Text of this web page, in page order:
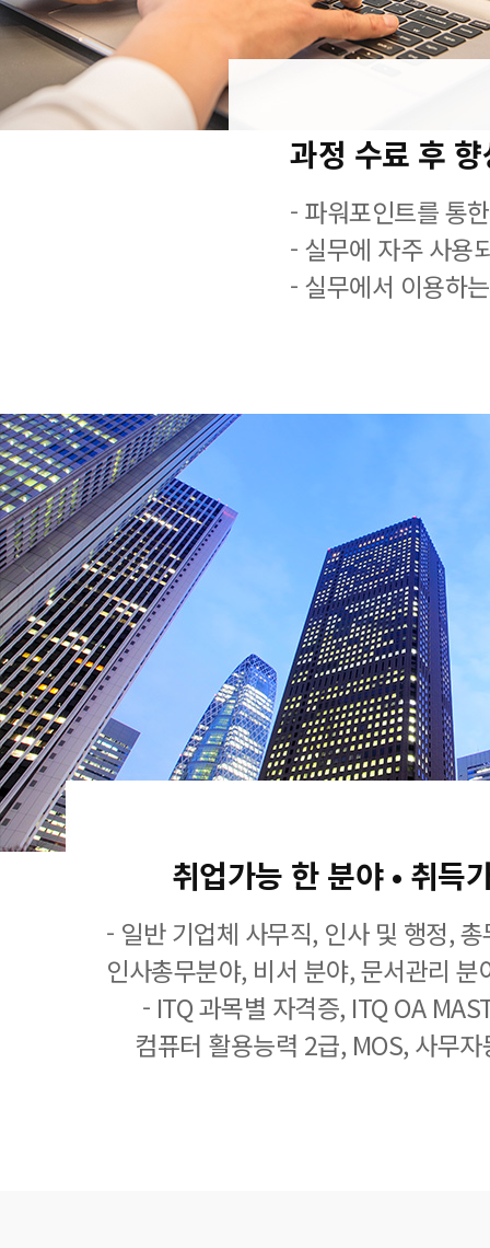
과정 수료 후
- 파워포인트를 통
- 실무에 자주 사용
- 실무에서 이용하
취업가능 한 분야 • 취득
- 일반 기업체 사무직, 인사 및 행정,
인사총무분야, 비서 분야, 문서관리
- ITQ 과목별 자격증, ITQ OA
컴퓨터 활용능력 2급, MOS, 사무